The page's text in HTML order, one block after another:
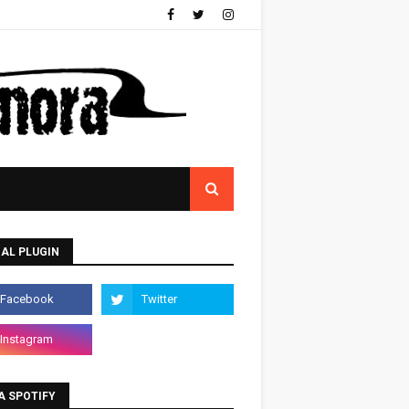
PLUGIN
SPOTIFY